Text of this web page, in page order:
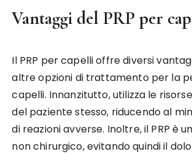
Vantaggi del PRP per
Il PRP per capelli offre diversi
altre opzioni di trattamento per la
capelli. Innanzitutto, utilizza le
del paziente stesso, riducendo al
di reazioni avverse. Inoltre, il PRP è
non chirurgico, evitando quindi il